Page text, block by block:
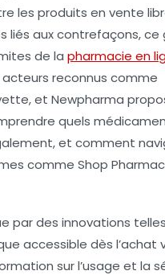
les produits en vente
liés aux contrefaçons, ce
de la pharmacie en
acteurs reconnus comme
et Newpharma
quels
et comment
comme Shop
par des innovations
accessible dès l’achat
sur l’usage et la